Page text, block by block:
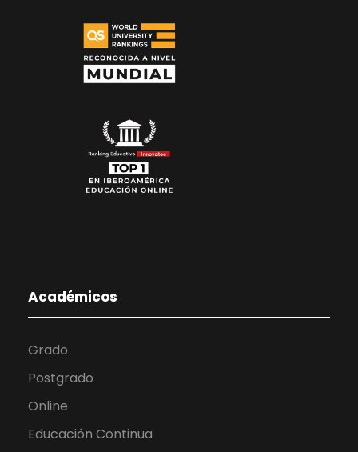
Académicos
Grado
Postgrado
Online
Educación Continua